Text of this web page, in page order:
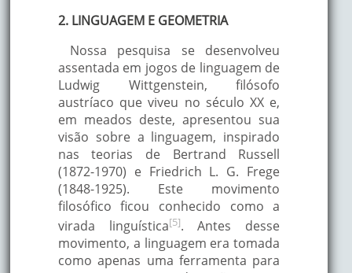
2. LINGUAGEM E GEOMETRIA
Nossa pesquisa se desenvolveu
assentada em jogos de linguagem de
Ludwig Wittgenstein, filósofo
austríaco que viveu no século XX e,
em meados deste, apresentou sua
visão sobre a linguagem, inspirado
nas teorias de Bertrand Russell
(1872-1970) e Friedrich L. G. Frege
(1848-1925). Este movimento
filosófico ficou conhecido como a
virada linguística[5]. Antes desse
movimento, a linguagem era tomada
como apenas uma ferramenta para